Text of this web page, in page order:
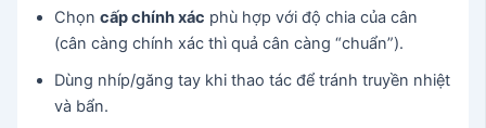
Chọncấp chính xác phù hợp với độ chia của cân
(cân càng chính xác thì quả cân càng “chuẩn”).
Dùng nhíp/găng tay khi thao tác để tránh truyền nhiệt
và bẩn.